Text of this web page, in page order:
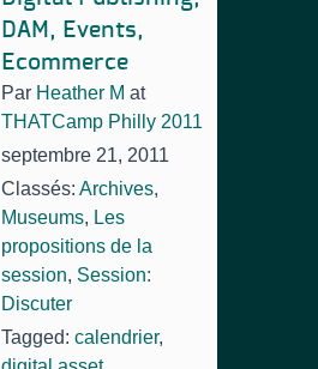
DAM, Events,
Ecommerce
Par Heather M at
THATCamp Philly 2011
septembre 21, 2011
Classés: Archives,
Museums, Les
propositions de la
session, Session:
Discuter
Tagged: calendrier,